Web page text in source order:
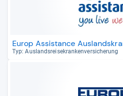
Europ Assistance
Typ: Aus­lands­rei­se­kran­ken­ver­si­che­rung